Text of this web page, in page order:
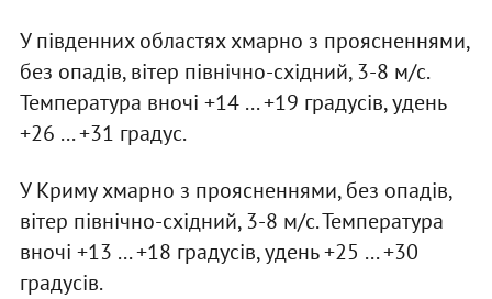
У південних областях хмарно з проясненнями,
без опадів, вітер північно-східний, 3-8 м/с.
Температура вночі +14 ... +19 градусів, удень
+26 ... +31 градус.
У Криму хмарно з проясненнями, без опадів,
вітер північно-східний, 3-8 м/с. Температура
вночі +13 ... +18 градусів, удень +25 ... +30
градусів.